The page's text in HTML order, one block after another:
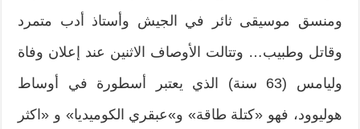
ومنسق موسيقى ثائر في الجيش وأستاذ أدب متمرد
وقاتل وطبيب… وتتالت الأوصاف الاثنين عند إعلان وفاة
وليامس (63 سنة) الذي يعتبر أسطورة في أوساط
هوليوود، فهو «كتلة طاقة» و»عبقري الكوميديا» و «اكثر